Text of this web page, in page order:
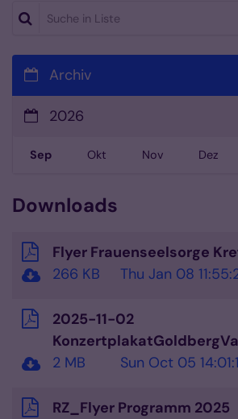
Suche in Liste
Archiv
2026
Sep Okt Nov Dez
Downloads
Flyer Frauenseelsorge
266 KB
Thu Jan 08
2025-11-02
2 MB
Sun Oct 05
RZ_Flyer Programm 2025